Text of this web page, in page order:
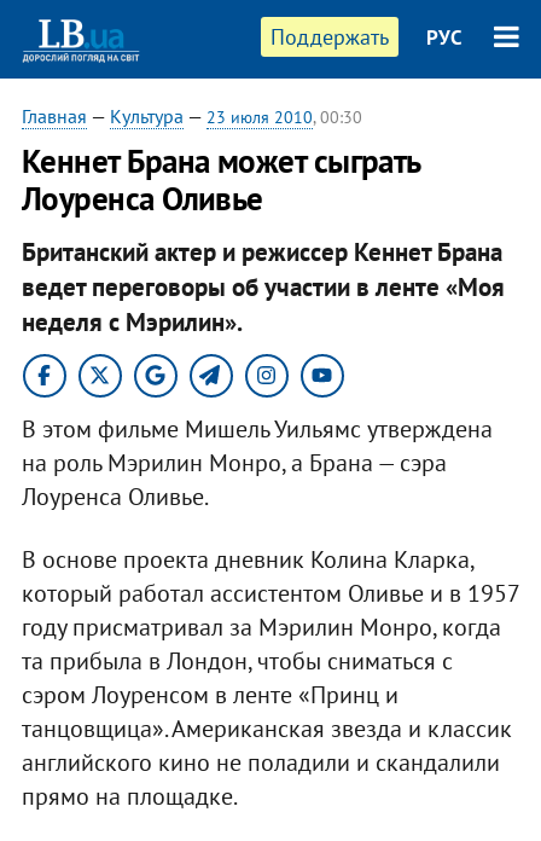
Поддержать РУС
Главная — Культура — 23 июля 2010, 00:30
Кеннет Брана может сыграть
Лоуренса Оливье
Британский актер и режиссер Кеннет Брана
ведет переговоры об участии в ленте «Моя
неделя с Мэрилин».
В этом фильме Мишель Уильямс утверждена
на роль Мэрилин Монро, а Брана — сэра
Лоуренса Оливье.
В основе проекта дневник Колина Кларка,
который работал ассистентом Оливье и в 1957
году присматривал за Мэрилин Монро, когда
та прибыла в Лондон, чтобы сниматься с
сэром Лоуренсом в ленте «Принц и
танцовщица». Американская звезда и классик
английского кино не поладили и скандалили
прямо на площадке.